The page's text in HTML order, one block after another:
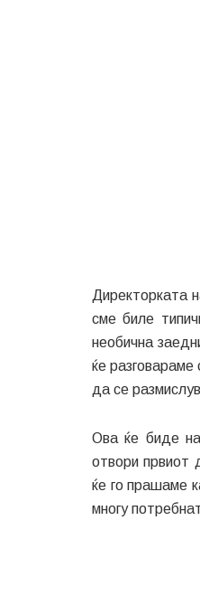
Директорката
сме биле
необична
ќе
да се
Ова ќе биде
отвори првиот
ќе го прашаме
многу